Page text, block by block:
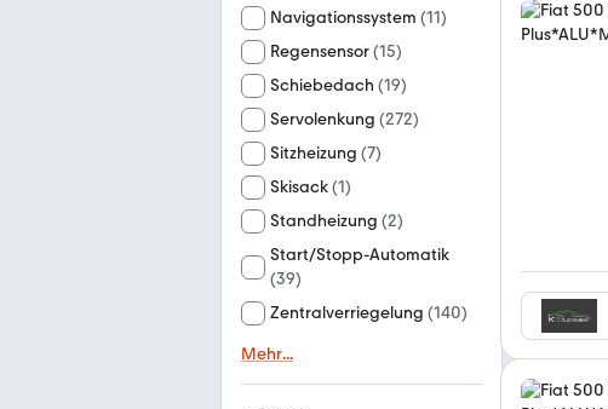
Navigationssystem (11)
Regensensor(15)
Schiebedach (19)
Servolenkung (272)
Sitzheizung (7)
Skisack(1)
Standheizung (2)
Start/Stopp-Automatik
(39)
Zentralverriegelung (140)
Mehr...